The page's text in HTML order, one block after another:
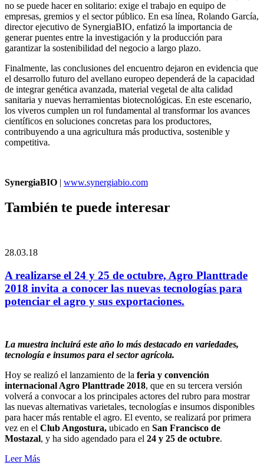
no se puede hacer en solitario: exige el trabajo en equipo de
empresas, gremios y el sector público. En esa línea, Rolando García,
director ejecutivo de SynergiaBIO, enfatizó la importancia de
generar puentes entre la investigación y la producción para
garantizar la sostenibilidad del negocio a largo plazo.
Finalmente, las conclusiones del encuentro dejaron en evidencia que
el desarrollo futuro del avellano europeo dependerá de la capacidad
de integrar genética avanzada, material vegetal de alta calidad
sanitaria y nuevas herramientas biotecnológicas. En este escenario,
los viveros cumplen un rol fundamental al transformar los avances
científicos en soluciones concretas para los productores,
contribuyendo a una agricultura más productiva, sostenible y
competitiva.
SynergiaBIO | www.synergiabio.com
También te puede interesar
28.03.18
A realizarse el 24 y 25 de octubre, Agro Planttrade
2018 invita a conocer las nuevas tecnologías para
potenciar el agro y sus exportaciones.
La muestra incluirá este año lo más destacado en variedades,
tecnología e insumos para el sector agrícola.
Hoy se realizó el lanzamiento de la feria y convención
internacional Agro Planttrade 2018, que en su tercera versión
volverá a convocar a los principales actores del rubro para mostrar
las nuevas alternativas varietales, tecnologías e insumos disponibles
para hacer más rentable el agro. El evento, se realizará por primera
vez en el Club Angostura, ubicado en San Francisco de
Mostazal, y ha sido agendado para el 24 y 25 de octubre.
Leer Más